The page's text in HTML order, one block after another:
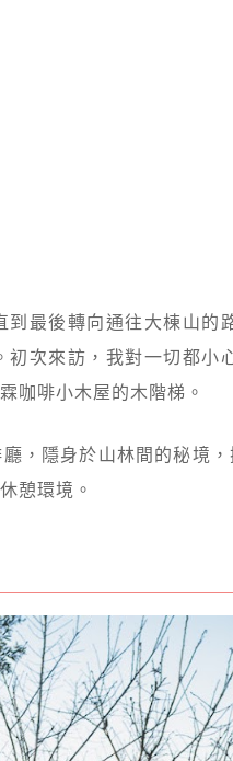
最後轉向通往大棟山
次來訪，我對一切都
咖啡小木屋的木階梯。
，隱身於山林間的秘境
憩環境。